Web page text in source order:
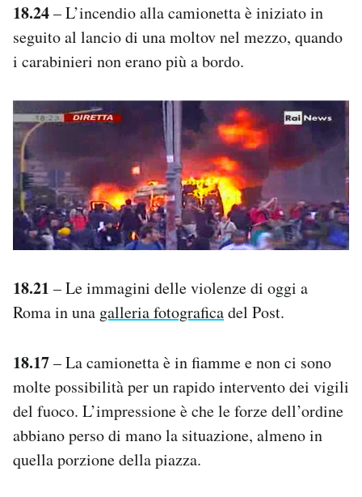
18.24– L’incendio alla camionetta è iniziato in
seguito al lancio di una moltov nel mezzo, quando
i carabinieri non erano più a bordo.
18.21 – Le immagini delle violenze di oggi a
Roma in una galleria fotograficadel Post.
18.17– La camionetta è in fiamme e non ci sono
molte possibilità per un rapido intervento dei vigili
del fuoco. L’impressione è che le forze dell’ordine
abbiano perso di mano la situazione, almeno in
quella porzione della piazza.